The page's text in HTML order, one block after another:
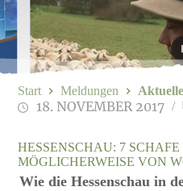
HESSENSCHAU: 7
MÖGLICHERWEISE VON
Wie die Hessenschau in
18. NOVEMBER 2017
Start Meldungen